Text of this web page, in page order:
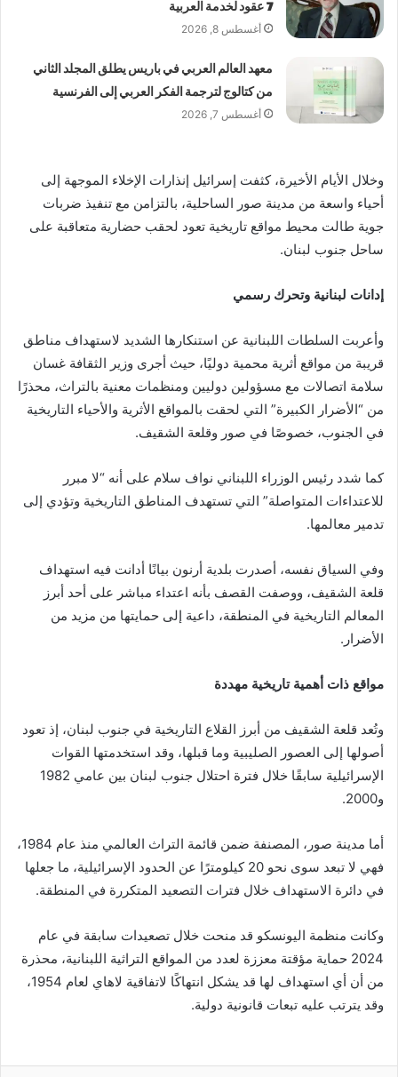
7 عقود لخدمة العربية
أغسطس 8, 2026
معهد العالم العربي في باريس يطلق المجلد الثاني
من كتالوج لترجمة الفكر العربي إلى الفرنسية
أغسطس 7, 2026
وخلال الأيام الأخيرة، كثفت إسرائيل إنذارات الإخلاء الموجهة إلى
أحياء واسعة من مدينة صور الساحلية، بالتزامن مع تنفيذ ضربات
جوية طالت محيط مواقع تاريخية تعود لحقب حضارية متعاقبة على
ساحل جنوب لبنان.
إدانات لبنانية وتحرك رسمي
وأعربت السلطات اللبنانية عن استنكارها الشديد لاستهداف مناطق
قريبة من مواقع أثرية محمية دوليًا، حيث أجرى وزير الثقافة غسان
سلامة اتصالات مع مسؤولين دوليين ومنظمات معنية بالتراث، محذرًا
من “الأضرار الكبيرة” التي لحقت بالمواقع الأثرية والأحياء التاريخية
في الجنوب، خصوصًا في صور وقلعة الشقيف.
كما شدد رئيس الوزراء اللبناني نواف سلام على أنه “لا مبرر
للاعتداءات المتواصلة” التي تستهدف المناطق التاريخية وتؤدي إلى
تدمير معالمها.
وفي السياق نفسه، أصدرت بلدية أرنون بيانًا أدانت فيه استهداف
قلعة الشقيف، ووصفت القصف بأنه اعتداء مباشر على أحد أبرز
المعالم التاريخية في المنطقة، داعية إلى حمايتها من مزيد من
الأضرار.
مواقع ذات أهمية تاريخية مهددة
وتُعد قلعة الشقيف من أبرز القلاع التاريخية في جنوب لبنان، إذ تعود
أصولها إلى العصور الصليبية وما قبلها، وقد استخدمتها القوات
الإسرائيلية سابقًا خلال فترة احتلال جنوب لبنان بين عامي 1982
و2000.
أما مدينة صور، المصنفة ضمن قائمة التراث العالمي منذ عام 1984،
فهي لا تبعد سوى نحو 20 كيلومترًا عن الحدود الإسرائيلية، ما جعلها
في دائرة الاستهداف خلال فترات التصعيد المتكررة في المنطقة.
وكانت منظمة اليونسكو قد منحت خلال تصعيدات سابقة في عام
2024 حماية مؤقتة معززة لعدد من المواقع التراثية اللبنانية، محذرة
من أن أي استهداف لها قد يشكل انتهاكًا لاتفاقية لاهاي لعام 1954،
وقد يترتب عليه تبعات قانونية دولية.